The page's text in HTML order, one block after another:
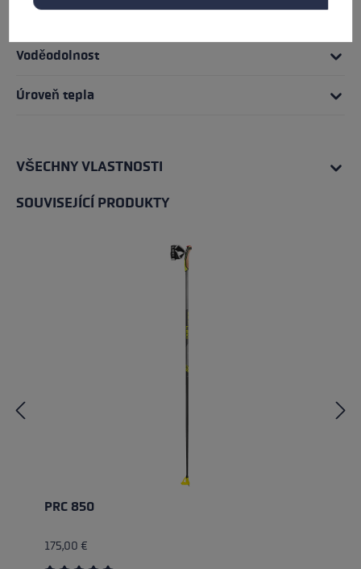
Podrobnosti
Voděodolnost
Úroveň tepla
VŠECHNY VLASTNOSTI
SOUVISEJÍCÍ PRODUKTY
PRC 850
175,00 €